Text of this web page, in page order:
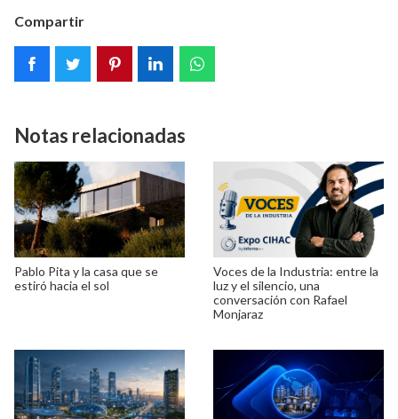
Compartir
Notas relacionadas
Pablo Pita y la casa que se
estiró hacia el sol
Voces de la Industria: entre la
luz y el silencio, una
conversación con Rafael
Monjaraz